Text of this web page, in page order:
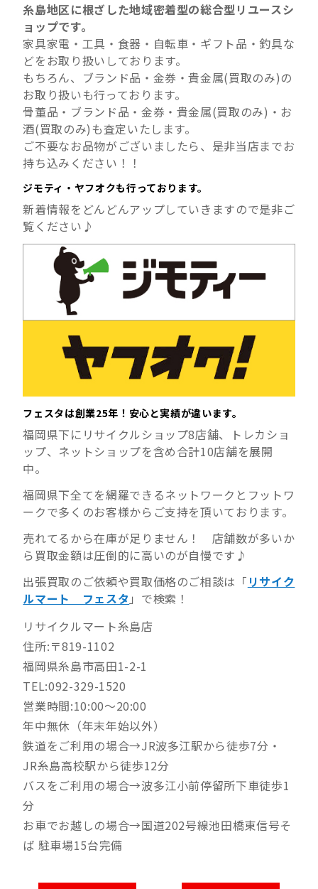
糸島地区に根ざした地域密着型の総合型リユースシ
ョップです。
家具家電・工具・食器・自転車・ギフト品・釣具な
どをお取り扱いしております。
もちろん、ブランド品・金券・貴金属(買取のみ)の
お取り扱いも行っております。
骨董品・ブランド品・金券・貴金属(買取のみ)・お
酒(買取のみ)も査定いたします。
ご不要なお品物がございましたら、是非当店までお
持ち込みください！！
ジモティ・ヤフオクも行っております。
新着情報をどんどんアップしていきますので是非ご
覧ください♪
フェスタは創業25年！安心と実績が違います。
福岡県下にリサイクルショップ8店舗、トレカショ
ップ、ネットショップを含め合計10店舗を展開
中。
福岡県下全てを網羅できるネットワークとフットワ
ークで多くのお客様からご支持を頂いております。
売れてるから在庫が足りません！ 店舗数が多いか
ら買取金額は圧倒的に高いのが自慢です♪
出張買取のご依頼や買取価格のご相談は「 リサイク
ルマート フェスタ 」で検索！
リサイクルマート糸島店
住所:〒819-1102
福岡県糸島市高田1-2-1
TEL:092-329-1520
営業時間:10:00～20:00
年中無休（年末年始以外）
鉄道をご利用の場合→JR波多江駅から徒歩7分・
JR糸島高校駅から徒歩12分
バスをご利用の場合→波多江小前停留所下車徒歩1
分
お車でお越しの場合→国道202号線池田橋東信号そ
ば 駐車場15台完備